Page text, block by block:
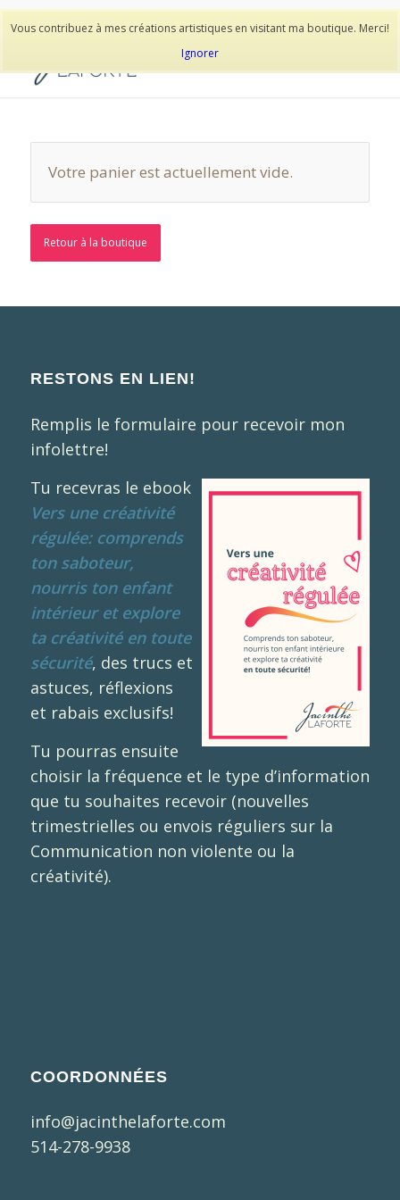
Vous contribuez à mes créations artistiques en visitant ma boutique. Merci!
Ignorer
514-278-9938
Votre panier est actuellement vide.
Retour à la boutique
RESTONS EN LIEN!
Remplis le formulaire pour recevoir mon
infolettre!
Tu recevras le ebook
Vers une créativité
régulée: comprends
ton saboteur,
nourris ton enfant
intérieur et explore
ta créativité en toute
sécurité, des trucs et
astuces, réflexions
et rabais exclusifs!
Tu pourras ensuite
choisir la fréquence et le type d’information
que tu souhaites recevoir (nouvelles
trimestrielles ou envois réguliers sur la
Communication non violente ou la
créativité).
COORDONNÉES
info@jacinthelaforte.com
514-278-9938